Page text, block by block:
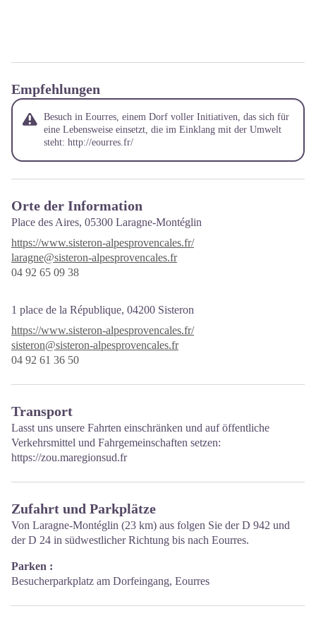
Empfehlungen
Besuch in Eourres, einem Dorf voller Initiativen, das sich für
eine Lebensweise einsetzt, die im Einklang mit der Umwelt
steht: http://eourres.fr/
Orte der Information
Place des Aires, 05300 Laragne-Montéglin
https://www.sisteron-alpesprovencales.fr/
laragne@sisteron-alpesprovencales.fr
04 92 65 09 38
1 place de la République, 04200 Sisteron
https://www.sisteron-alpesprovencales.fr/
sisteron@sisteron-alpesprovencales.fr
04 92 61 36 50
Transport
Lasst uns unsere Fahrten einschränken und auf öffentliche
Verkehrsmittel und Fahrgemeinschaften setzen:
https://zou.maregionsud.fr
Zufahrt und Parkplätze
Von Laragne-Montéglin (23 km) aus folgen Sie der D 942 und
der D 24 in südwestlicher Richtung bis nach Eourres.
Parken :
Besucherparkplatz am Dorfeingang, Eourres